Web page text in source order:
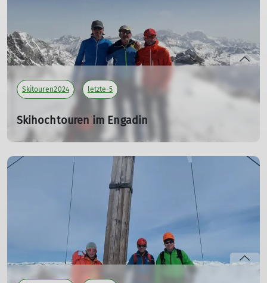
Skitouren2024 letzte-5
Skihochtouren im Engadin
vom 07. bis 11.04.2024
Tourenleiter: Haslbeck Ludwig
mehr erfahren